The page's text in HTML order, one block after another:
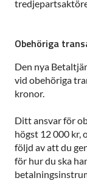
Obehöriga
Den nya
vid obehöriga
kronor.
Ditt ansvar för
högst 12 000 kr,
följd av att du
för hur du ska